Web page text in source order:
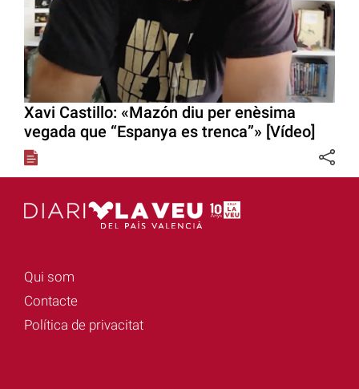
Xavi Castillo: «Mazón diu per enèsima
vegada que “Espanya es trenca”» [Vídeo]
Qui som
Contacte
Política de privacitat